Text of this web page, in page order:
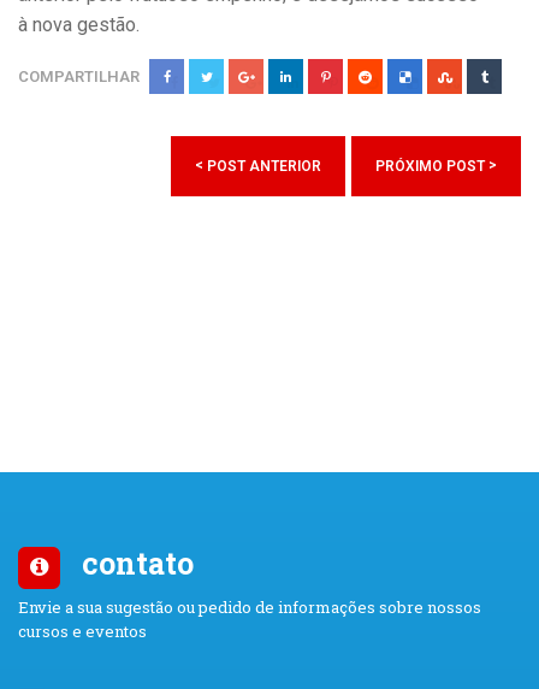
à nova gestão.
COMPARTILHAR
< POST ANTERIOR PRÓXIMO POST >
contato
Envie a sua sugestão ou pedido de informações sobre nossos
cursos e eventos